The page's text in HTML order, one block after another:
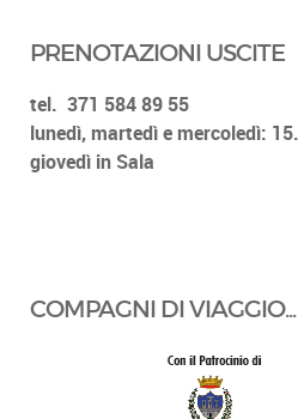
PRENOTAZIONI USCITE
tel. 371 584 89 55
lunedì, martedì e mercoledì:
giovedì in Sala
COMPAGNI DI VIAGGIO...